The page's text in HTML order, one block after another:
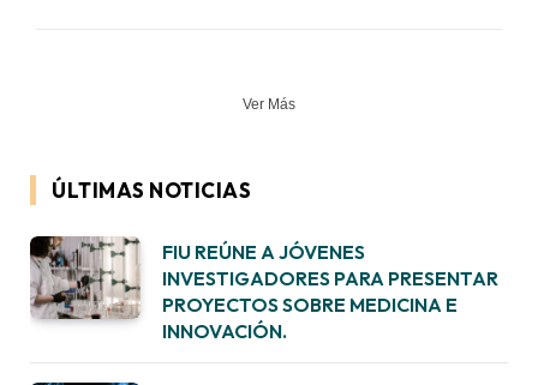
Ver Más
ÚLTIMAS NOTICIAS
FIU REÚNE A JÓVENES
INVESTIGADORES PARA PRESENTAR
PROYECTOS SOBRE MEDICINA E
INNOVACIÓN.